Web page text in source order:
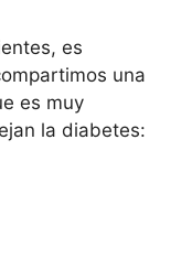
es
una
es muy
la diabetes: